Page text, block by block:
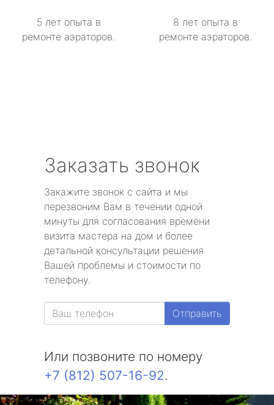
5 лет опыта в
ремонте аэраторов.
8 лет опыта в
ремонте аэраторов.
Заказать звонок
Закажите звонок с сайта и мы
перезвоним Вам в течении одной
минуты для согласования времени
визита мастера на дом и более
детальной консультации решения
Вашей проблемы и стоимости по
телефону.
Отправить
Или позвоните по номеру
+7 (812) 507-16-92.